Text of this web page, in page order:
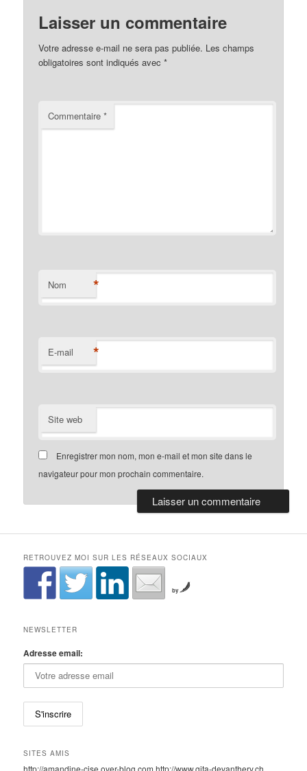
Laisser un commentaire
Votre adresse e-mail ne sera pas publiée. Les champs
obligatoires sont indiqués avec*
Commentaire*
Nom *
E-mail *
Site web
Enregistrer mon nom, mon e-mail et mon site dans le
navigateur pour mon prochain commentaire.
RETROUVEZ MOI SUR LES RÉSEAUX SOCIAUX
by
NEWSLETTER
Adresse email:
SITES AMIS